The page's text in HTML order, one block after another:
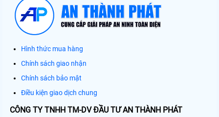
Hình thức mua hàng
Chính sách giao nhận
Chính sách bảo mật
Điều kiện giao dịch chung
CÔNG TY TNHH TM-DV ĐẦU TƯ AN THÀNH PHÁT